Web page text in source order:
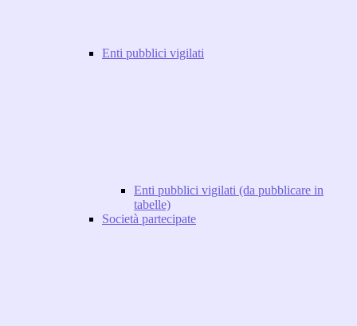
Enti pubblici vigilati
Enti pubblici vigilati (da pubblicare in
tabelle)
Società partecipate